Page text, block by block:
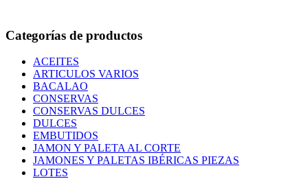
Categorías de productos
ACEITES
ARTICULOS VARIOS
BACALAO
CONSERVAS
CONSERVAS DULCES
DULCES
EMBUTIDOS
JAMON Y PALETA AL CORTE
JAMONES Y PALETAS IBÉRICAS PIEZAS
LOTES